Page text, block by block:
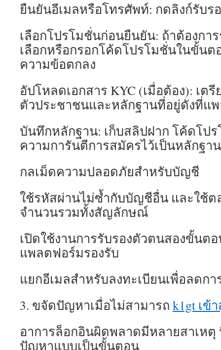
ยืนยันอีเมลหรือโทรศัพท์: กดลิงก์รับร
เลือกโปรโมชั่นก่อนยืนยัน: ถ้าต้องกา
เลือกหรือกรอกโค้ดโปรโมชั่นในขั้นต
ความข้อตกลง
อัปโหลดเอกสาร KYC (เมื่อต้อง): เต
ตัวประชาชนและหลักฐานที่อยู่ดังที่แ
บันทึกหลักฐาน: เก็บสลิปฝาก โค้ดโป
ความการันตีการสมัครไว้เป็นหลักฐาน
กลเม็ดความปลอดภัยสำหรับบัญชี
ใช้รหัสผ่านไม่ซ้ำกับบัญชีอื่น และใช้
จำนวนรวมทั้งสัญลักษณ์
เปิดใช้งานการรับรองตัวตนสองขั้นต
แพลตฟอร์มรองรับ
แยกอีเมลสำหรับลงทะเบียนเพื่อลดกา
3. ขจัดปัญหาเมื่อไม่สามารถ k1gt เข้
อาการล็อกอินผิดพลาดมีหลายสาเหตุ
ปัญหาแบบเป็นขั้นตอน